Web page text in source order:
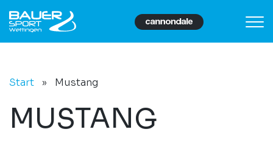
Start » Mustang
MUSTANG